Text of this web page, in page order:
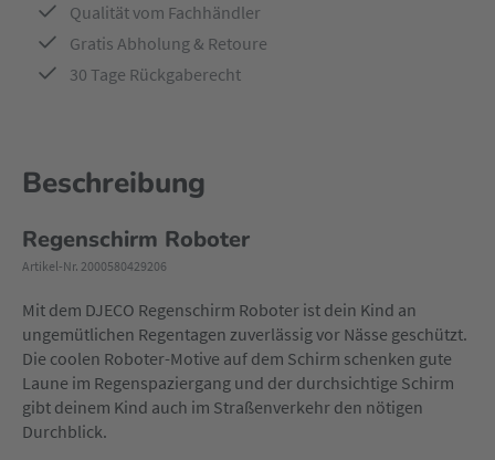
Qualität vom Fachhändler
Gratis Abholung & Retoure
30 Tage Rückgaberecht
Beschreibung
Regenschirm Roboter
Artikel-Nr. 2000580429206
Mit dem DJECO Regenschirm Roboter ist dein Kind an
ungemütlichen Regentagen zuverlässig vor Nässe geschützt.
Die coolen Roboter-Motive auf dem Schirm schenken gute
Laune im Regenspaziergang und der durchsichtige Schirm
gibt deinem Kind auch im Straßenverkehr den nötigen
Durchblick.